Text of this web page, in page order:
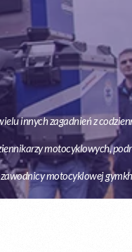
innych zagadnień z
motocyklowych,
motocyklowej